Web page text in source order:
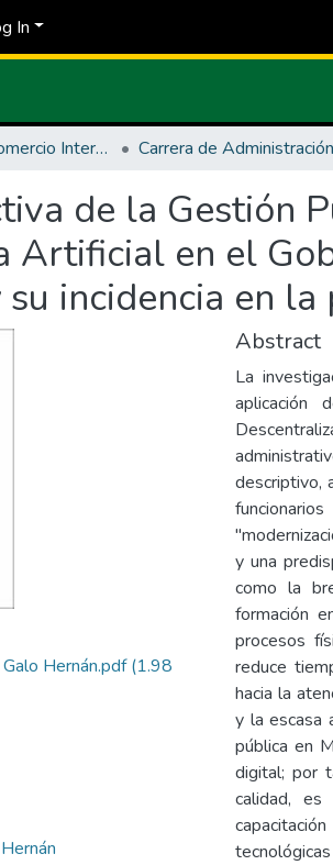
In
Facultad de Comercio Internacional, Integración, Administración y Economía Empresarial
de la Gestión
Artificial en el
incidencia en
Hernán.pdf(1.98
Abstract
La
aplicación
descriptivo,
y una
como la
formación
procesos
reduce
hacia la
y la escasa
pública en
digital; por
calidad, es
tecnológicas